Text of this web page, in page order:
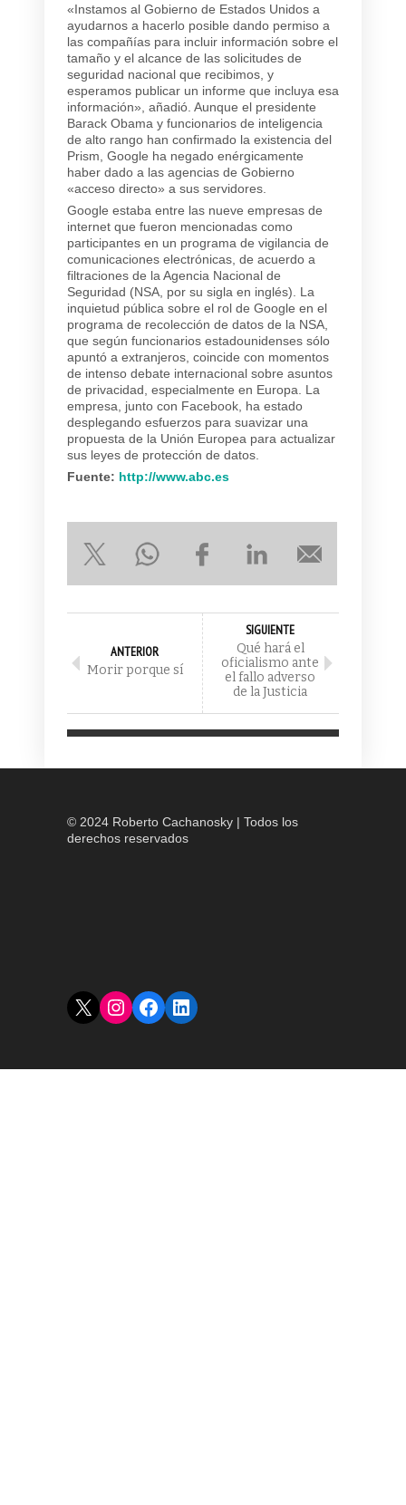
«Instamos al Gobierno de Estados Unidos a
ayudarnos a hacerlo posible dando permiso a
las compañías para incluir información sobre el
tamaño y el alcance de las solicitudes de
seguridad nacional que recibimos, y
esperamos publicar un informe que incluya esa
información», añadió. Aunque el presidente
Barack Obama y funcionarios de inteligencia
de alto rango han confirmado la existencia del
Prism, Google ha negado enérgicamente
haber dado a las agencias de Gobierno
«acceso directo» a sus servidores.
Google estaba entre las nueve empresas de
internet que fueron mencionadas como
participantes en un programa de vigilancia de
comunicaciones electrónicas, de acuerdo a
filtraciones de la Agencia Nacional de
Seguridad (NSA, por su sigla en inglés). La
inquietud pública sobre el rol de Google en el
programa de recolección de datos de la NSA,
que según funcionarios estadounidenses sólo
apuntó a extranjeros, coincide con momentos
de intenso debate internacional sobre asuntos
de privacidad, especialmente en Europa. La
empresa, junto con Facebook, ha estado
desplegando esfuerzos para suavizar una
propuesta de la Unión Europea para actualizar
sus leyes de protección de datos.
Fuente: http://www.abc.es
ANTERIOR
Morir porque sí
SIGUIENTE
Qué hará el
oficialismo ante
el fallo adverso
de la Justicia
© 2024 Roberto Cachanosky | Todos los
derechos reservados
X Instagram
Facebook
LinkedIn